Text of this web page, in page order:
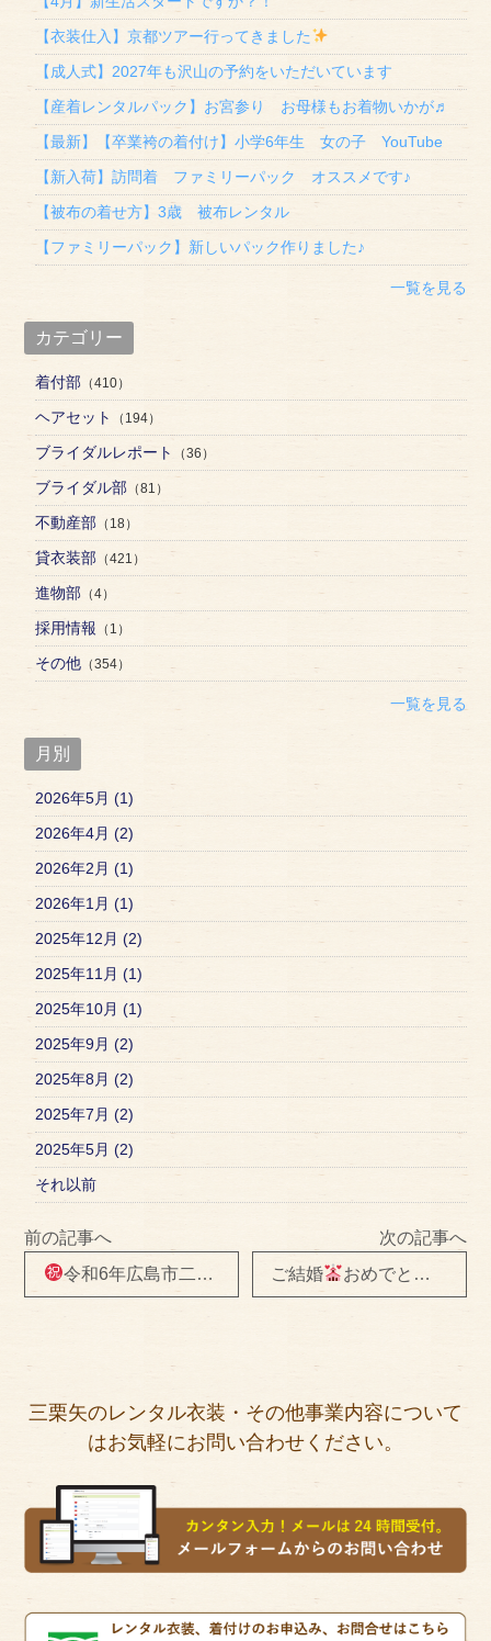
【衣装仕入】京都ツアー行ってきました
【成人式】2027年も沢山の予約をいただいています
【産着レンタルパック】お宮参り お母様もお着物いかが♬
【最新】【卒業袴の着付け】小学6年生 女の子 YouTube
【新入荷】訪問着 ファミリーパック オススメです♪
【被布の着せ方】3歳 被布レンタル
【ファミリーパック】新しいパック作りました♪
一覧を見る
カテゴリー
着付部 （410）
ヘアセット （194）
ブライダルレポート （36）
ブライダル部 （81）
不動産部 （18）
貸衣装部 （421）
進物部 （4）
採用情報 （1）
その他 （354）
一覧を見る
月別
2026年5月 (1)
2026年4月 (2)
2026年2月 (1)
2026年1月 (1)
2025年12月 (2)
2025年11月 (1)
2025年10月 (1)
2025年9月 (2)
2025年8月 (2)
2025年7月 (2)
2025年5月 (2)
それ以前
前の記事へ
令和6年広島市二十歳を祝うつどい
次の記事へ
ご結婚
おめでとうございます
三栗矢のレンタル衣装・その他事業内容について
はお気軽にお問い合わせください。